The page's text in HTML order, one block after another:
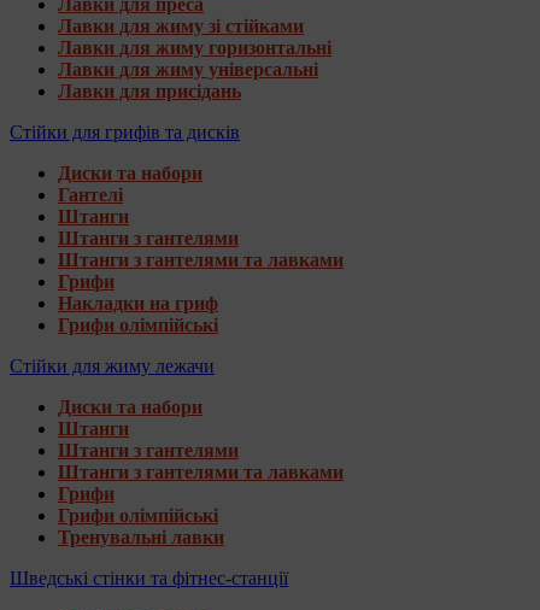
Лавки для преса
Лавки для жиму зі стійками
Лавки для жиму горизонтальні
Лавки для жиму універсальні
Лавки для присідань
Стійки для грифів та дисків
Диски та набори
Гантелі
Штанги
Штанги з гантелями
Штанги з гантелями та лавками
Грифи
Накладки на гриф
Грифи олімпійські
Стійки для жиму лежачи
Диски та набори
Штанги
Штанги з гантелями
Штанги з гантелями та лавками
Грифи
Грифи олімпійські
Тренувальні лавки
Шведські стінки та фітнес-станції